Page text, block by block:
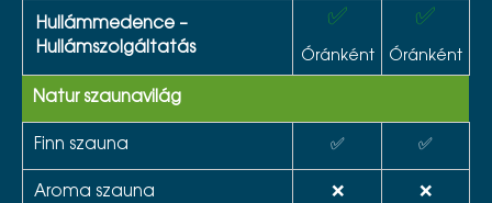
Hullámmedence –
Hullámszolgáltatás
✅
Óránként
✅
Óránként
Natur szaunavilág
Finn szauna ✅ ✅
Aroma szauna ❌ ❌